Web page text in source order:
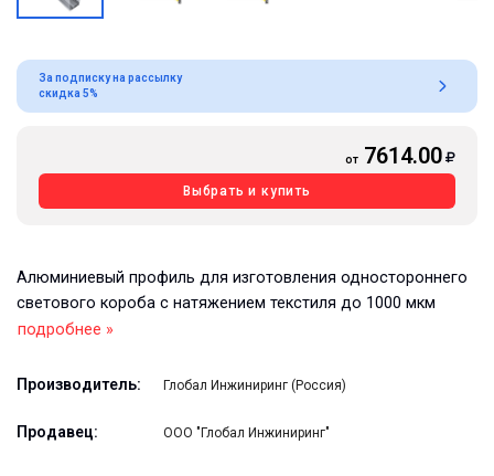
За подписку на рассылку
скидка 5%
от 7614.00
Выбрать и купить
Алюминиевый профиль для изготовления одностороннего
светового короба с натяжением текстиля до 1000 мкм
подробнее »
Производитель: Глобал Инжиниринг (Россия)
Продавец: ООО "Глобал Инжиниринг"